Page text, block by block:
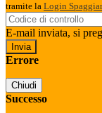
tramite la Login
E-mail inviata, si
Errore
Chiudi
Successo